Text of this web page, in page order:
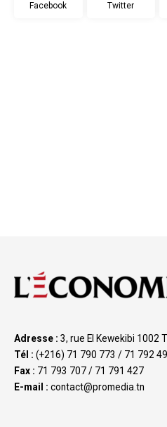
Facebook Twitter
Adresse : 3, rue El Kewekibi 1002
Tél : (+216) 71 790 773 / 71 792
Fax : 71 793 707 / 71 791 427
E-mail : contact@promedia.tn